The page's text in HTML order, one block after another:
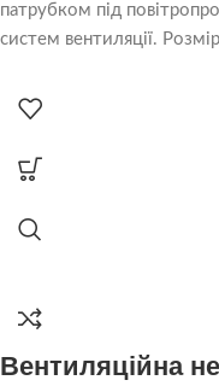
патрубком під
систем вентиляції.
Вентиляційна